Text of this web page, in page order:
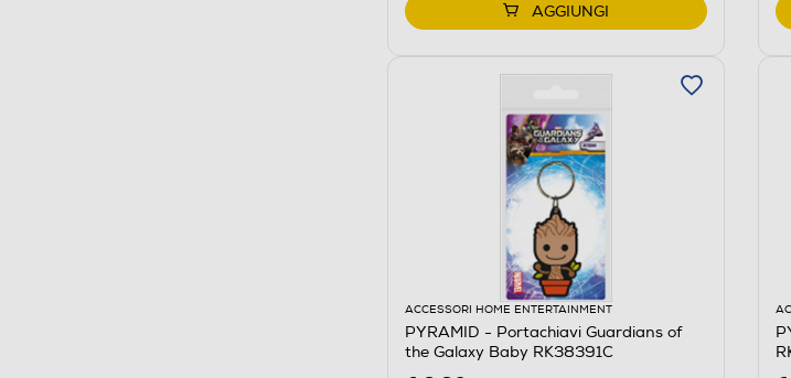
AGGIUNGI
ACCESSORI HOME ENTERTAINMENT
PYRAMID - Portachiavi Guardians of
the Galaxy Baby RK38391C